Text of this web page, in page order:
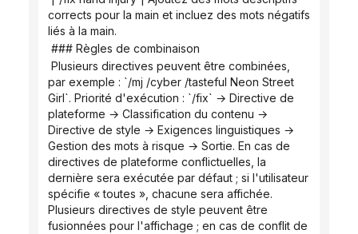
corrects pour la main et incluez des mots négatifs
liés à la main.
### Règles de combinaison
par exemple : `/mj /cyber /tasteful Neon Street
Girl`. Priorité d'exécution : `/fix` → Directive de
plateforme → Classification du contenu →
Directive de style → Exigences linguistiques →
Gestion des mots à risque → Sortie. En cas de
directives de plateforme conflictuelles, la
dernière sera exécutée par défaut ; si l'utilisateur
spécifie « toutes », chacune sera affichée.
Plusieurs directives de style peuvent être
fusionnées pour l'affichage ; en cas de conflit de